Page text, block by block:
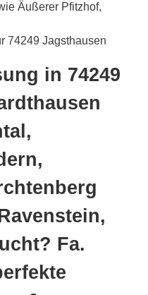
Äußerer Pfitzhof,
74249 Jagsthausen
in 74249
Fa.